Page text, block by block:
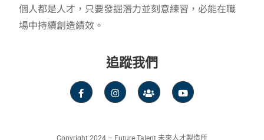
個人都是人才，只要發掘潛力並刻意練習，必能在職
場中持續創造績效。
追蹤我們